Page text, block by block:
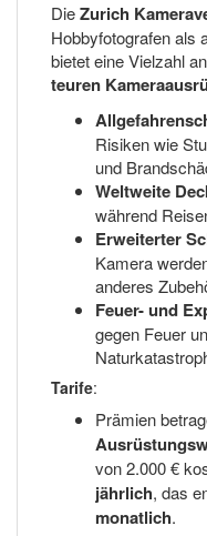
DieZurich
Hobbyfotografen als
bietet eine Vielzahl
teuren
Risiken wie
und
Weltweite
während
Erweiterter
Kamera
anderes
Feuer- und
gegen Feuer
Tarife:
Prämien
von 2.000 €
jährlich, das
monatlich.